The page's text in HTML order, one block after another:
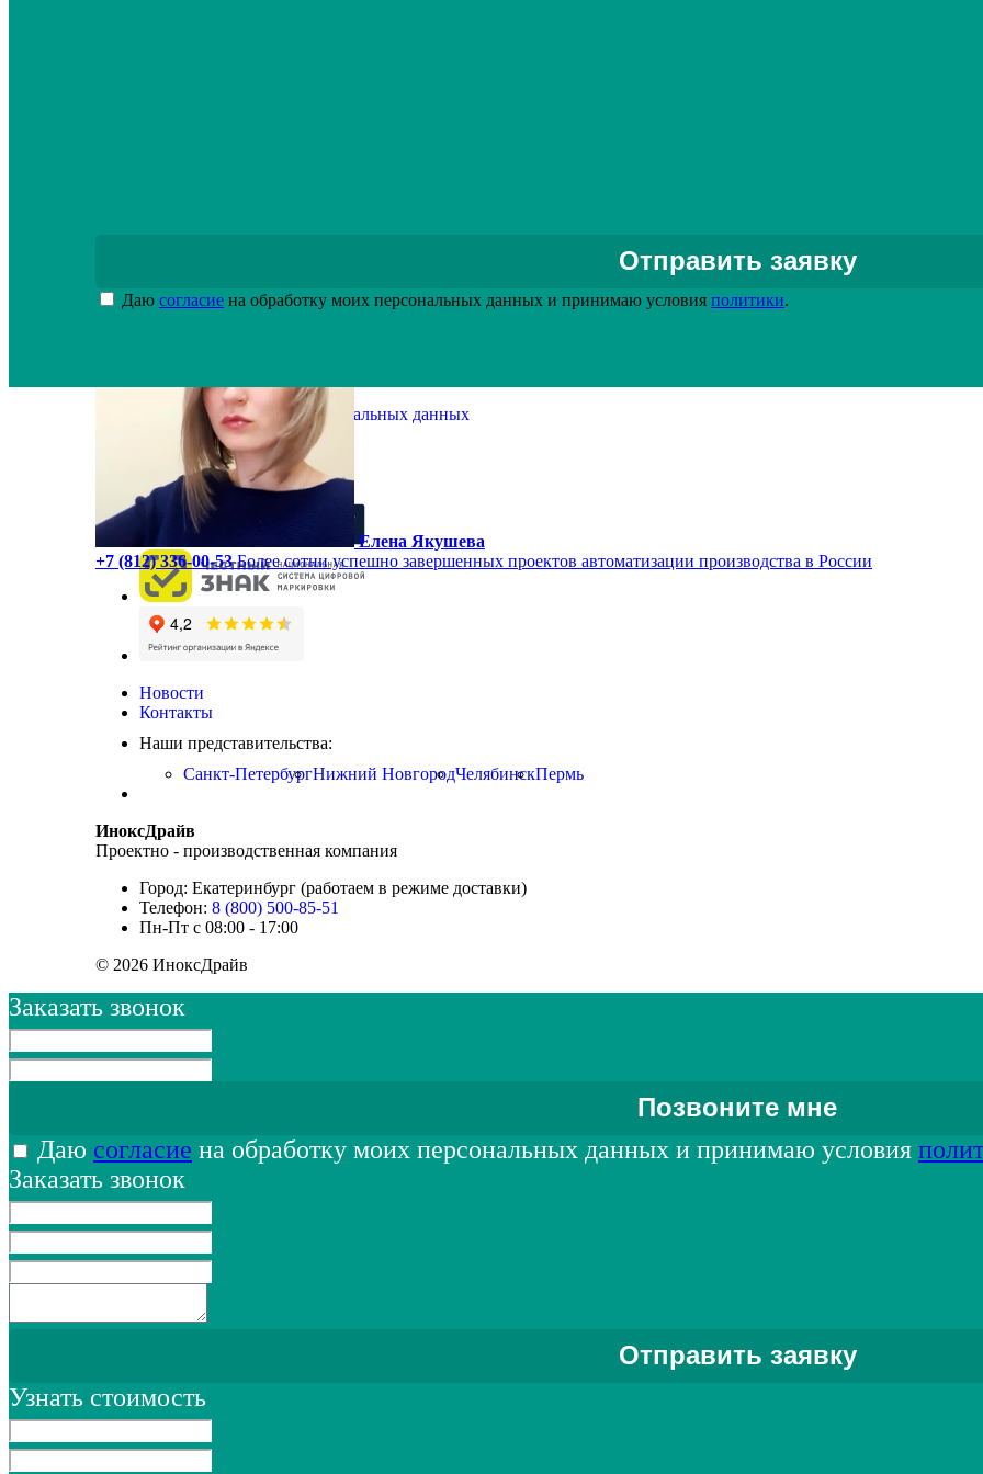
Задать вопрос специалисту
Елена Якушева
+7 (812) 336-00-53Более сотни успешно завершенных проектов автоматизации производства в России
Даю согласие на обработку моих персональных данных и принимаю условия политики.
Политика обработки персональных данных
Оставить заявку
Заказать обратный звонок
info@inox-drive.ru
+7 (812) 336-00-53
Новости
Контакты
Наши представительства:
Санкт-ПетербургНижний НовгородЧелябинскПермь
ИноксДрайв
Проектно - производственная компания
Город: Екатеринбург (работаем в режиме доставки)
Телефон: 8 (800) 500-85-51
Пн-Пт с 08:00 - 17:00
© 2026 ИноксДрайв
Заказать звонок
Даю согласие на обработку моих персональных данных и принимаю условия
Заказать звонок
Узнать стоимость